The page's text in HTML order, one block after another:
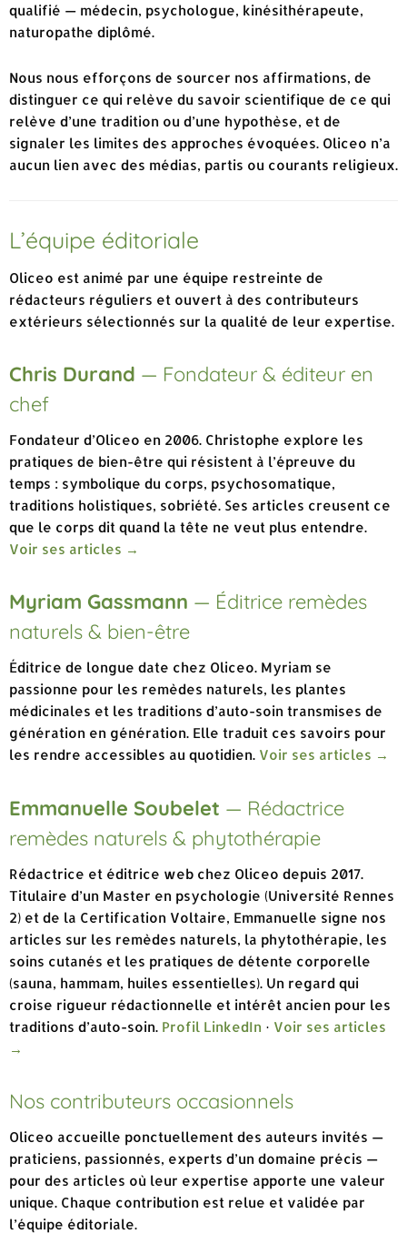
qualifié — médecin, psychologue, kinésithérapeute,
naturopathe diplômé.
Nous nous efforçons de sourcer nos affirmations, de
distinguer ce qui relève du savoir scientifique de ce qui
relève d’une tradition ou d’une hypothèse, et de
signaler les limites des approches évoquées. Oliceo n’a
aucun lien avec des médias, partis ou courants religieux.
L’équipe éditoriale
Oliceo est animé par une équipe restreinte de
rédacteurs réguliers et ouvert à des contributeurs
extérieurs sélectionnés sur la qualité de leur expertise.
Chris Durand — Fondateur & éditeur en
chef
Fondateur d’Oliceo en 2006. Christophe explore les
pratiques de bien-être qui résistent à l’épreuve du
temps : symbolique du corps, psychosomatique,
traditions holistiques, sobriété. Ses articles creusent ce
que le corps dit quand la tête ne veut plus entendre.
Voir ses articles →
Myriam Gassmann — Éditrice remèdes
naturels & bien-être
Éditrice de longue date chez Oliceo. Myriam se
passionne pour les remèdes naturels, les plantes
médicinales et les traditions d’auto-soin transmises de
génération en génération. Elle traduit ces savoirs pour
les rendre accessibles au quotidien. Voir ses articles →
Emmanuelle Soubelet — Rédactrice
remèdes naturels & phytothérapie
Rédactrice et éditrice web chez Oliceo depuis 2017.
Titulaire d’un Master en psychologie (Université Rennes
2) et de la Certification Voltaire, Emmanuelle signe nos
articles sur les remèdes naturels, la phytothérapie, les
soins cutanés et les pratiques de détente corporelle
(sauna, hammam, huiles essentielles). Un regard qui
croise rigueur rédactionnelle et intérêt ancien pour les
traditions d’auto-soin. Profil LinkedIn · Voir ses articles
→
Nos contributeurs occasionnels
Oliceo accueille ponctuellement des auteurs invités —
praticiens, passionnés, experts d’un domaine précis —
pour des articles où leur expertise apporte une valeur
unique. Chaque contribution est relue et validée par
l’équipe éditoriale.